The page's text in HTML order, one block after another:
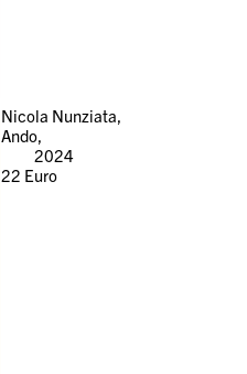
Nicola Nunziata,
Ando,
2024
22 Euro